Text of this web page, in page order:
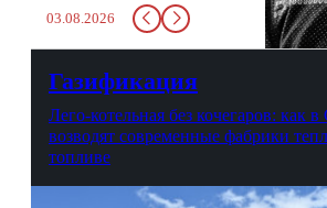
душе и духе. Откровенно о
03.08.2026
Газификация
Лего-котельная без кочегаров: как
возводят современные фабрики
топливе